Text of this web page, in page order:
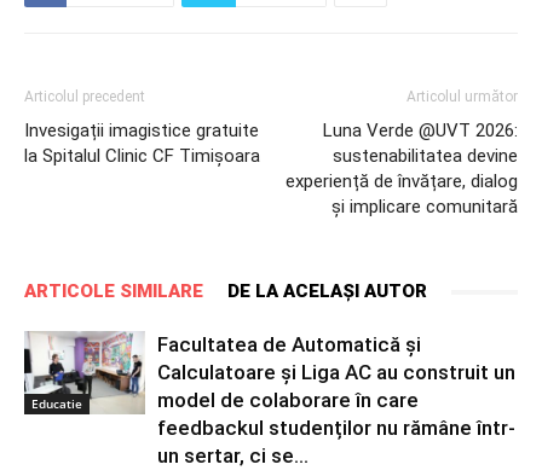
Articolul precedent
Invesigații imagistice gratuite
la Spitalul Clinic CF Timișoara
Articolul următor
Luna Verde @UVT 2026:
sustenabilitatea devine
experiență de învățare, dialog
și implicare comunitară
ARTICOLE SIMILARE DE LA ACELAȘI AUTOR
Educatie
Facultatea de Automatică și
Calculatoare și Liga AC au construit un
model de colaborare în care
feedbackul studenților nu rămâne într-
un sertar, ci se...